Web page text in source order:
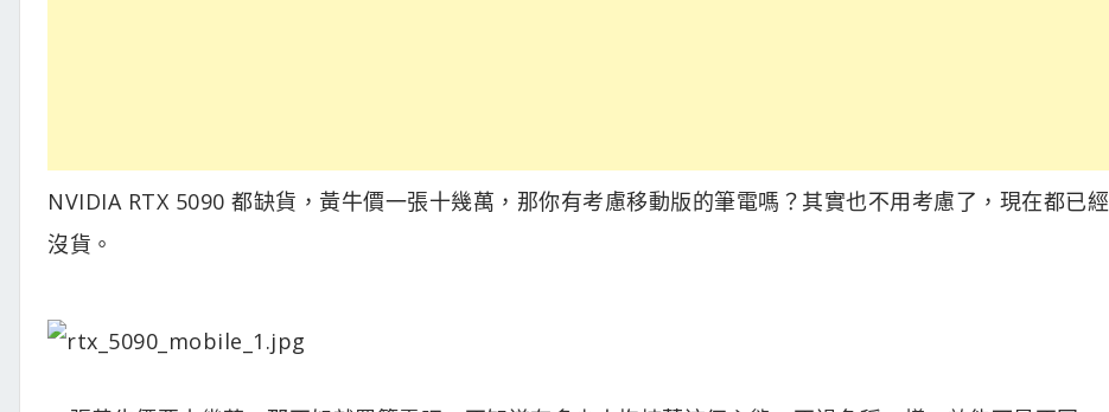
NVIDIA RTX 5090 都缺貨，黃牛價一張十幾萬，那你有考慮移動版的筆電嗎？其實也不用考慮了，現在都已經
沒貨。